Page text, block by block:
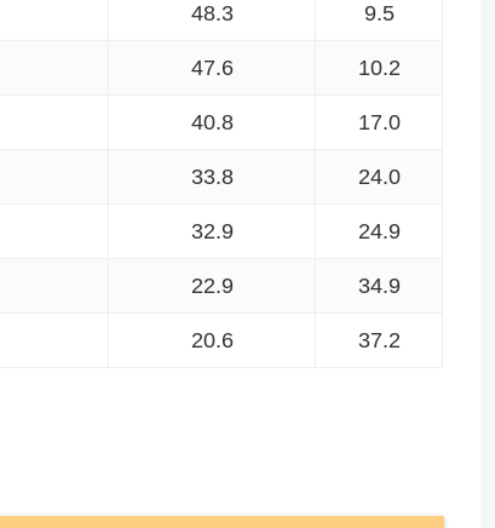
48.3 9.5
47.6 10.2
40.8 17.0
33.8 24.0
32.9 24.9
22.9 34.9
20.6 37.2